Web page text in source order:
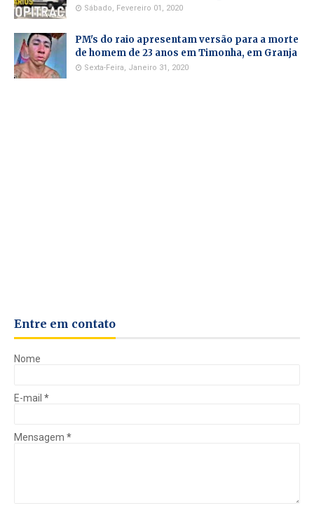
Sábado, Fevereiro 01, 2020
PM's do raio apresentam versão para a morte
de homem de 23 anos em Timonha, em Granja
Sexta-Feira, Janeiro 31, 2020
Entre em contato
Nome
E-mail *
Mensagem *